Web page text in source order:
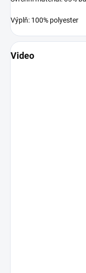
Výplň: 100% polyester
Video